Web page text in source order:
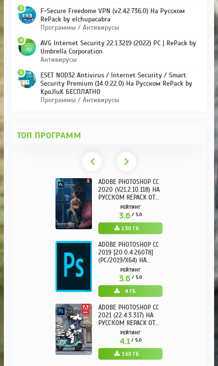
F-Secure Freedome VPN (v2.42.736.0) На Русском
RePack by elchupacabra
Программы / Антивирусы
3
AVG Internet Security 22.1.3219 (2022) PC | RePack by
Umbrella Corporation
Антивирусы
4
ESET NOD32 Antivirus / Internet Security / Smart
Security Premium (14.0.22.0) На Русском RePack by
KpoJIuK БЕСПЛАТНО
Программы / Антивирусы
5
ТОП ПРОГРАММ
ADOBE PHOTOSHOP CC
2020 (V21.2.10.118) НА
РУССКОМ REPACK ОТ
KPOJIUKРЕЙТИНГ
3.6/ 5.0
1.30 ГБ
ADOBE PHOTOSHOP CC
2019 [20.0.4.26078]
(PC/2019/X64) НА
РУССКОМРЕЙТИНГ
3.6/ 5.0
4 ГБ
ADOBE PHOTOSHOP CC
2021 (22.4.3.317) НА
РУССКОМ REPACK ОТ
KPOJIUKРЕЙТИНГ
4.1 / 5.0
1.63 ГБ